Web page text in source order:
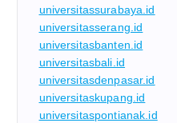
universitassurabaya.id
universitasserang.id
universitasbanten.id
universitasbali.id
universitasdenpasar.id
universitaskupang.id
universitaspontianak.id